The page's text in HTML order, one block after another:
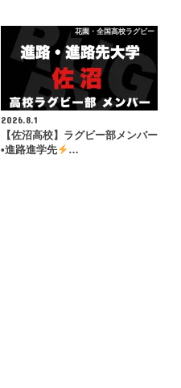
花園・全国高校ラグビー
2026.8.1
【佐沼高校】ラグビー部メンバー
•進路進学先
…